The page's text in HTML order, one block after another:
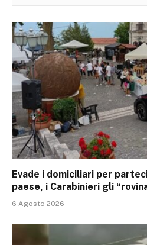
Evade i domiciliari per
paese, i Carabinieri gli
6 Agosto 2026